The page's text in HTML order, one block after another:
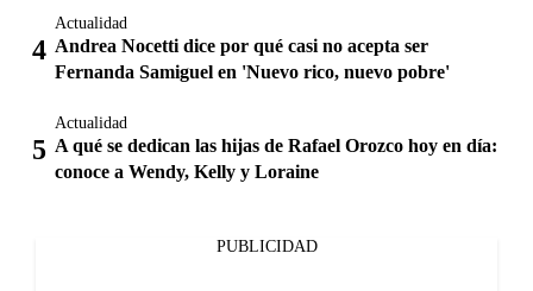
Actualidad
Andrea Nocetti dice por qué casi no acepta ser
Fernanda Samiguel en 'Nuevo rico, nuevo pobre'
Actualidad
A qué se dedican las hijas de Rafael Orozco hoy en día:
conoce a Wendy, Kelly y Loraine
PUBLICIDAD